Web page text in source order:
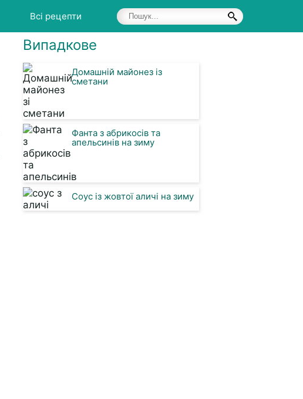
Всі рецепти
Випадкове
Домашній майонез із
сметани
Фанта з абрикосів та
апельсинів на зиму
Соус із жовтої аличі на зиму